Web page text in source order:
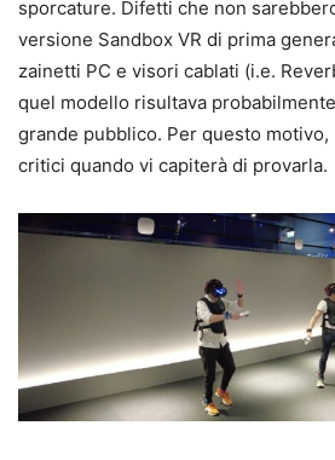
sporcature. Difetti che non
versione Sandbox VR di prima
zainetti PC e visori cablati (i.e.
quel modello risultava
grande pubblico. Per questo
critici quando vi capiterà di provarla.